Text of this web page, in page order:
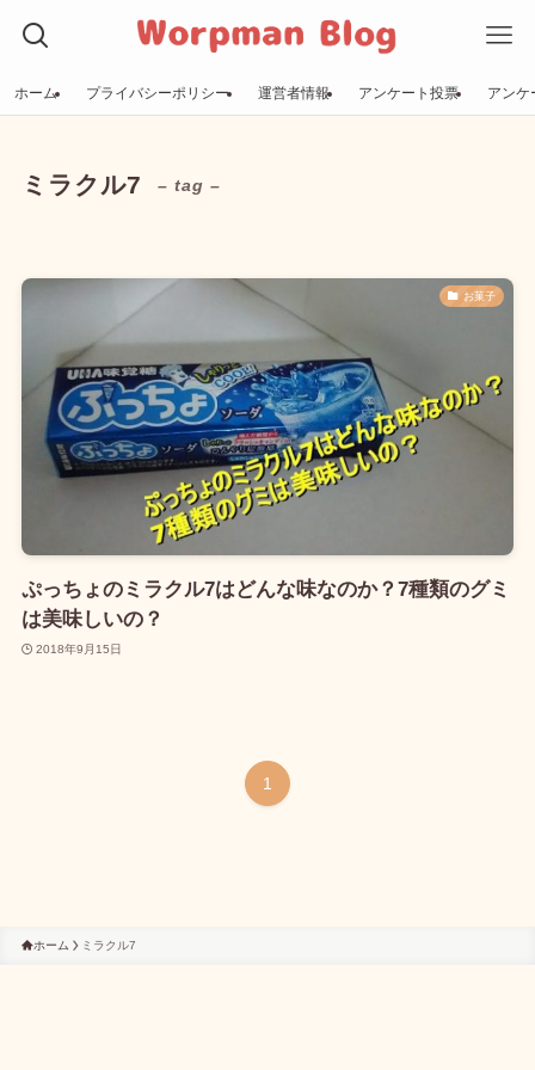
ホーム プライバシーポリシー 運営者情報 アンケート投票 アンケ
ミラクル7 – tag –
お菓子
ぷっちょのミラクル7はどんな味なのか？7種類のグミ
は美味しいの？
2018年9月15日
1
ホーム ミラクル7